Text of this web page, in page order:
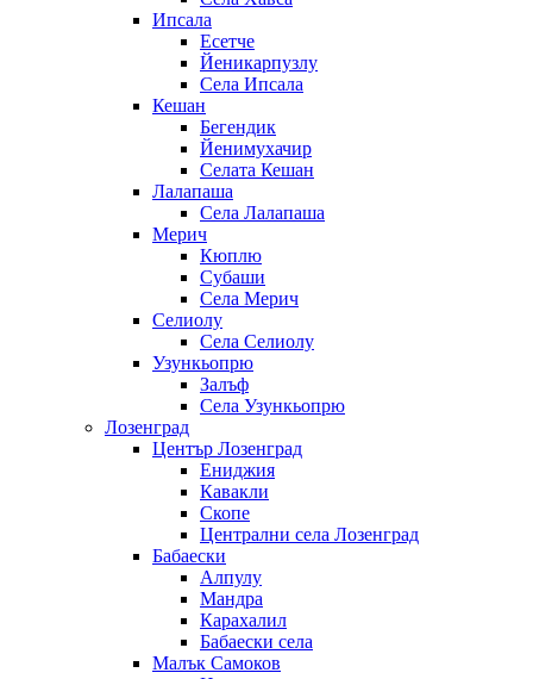
Ипсала
Есетче
Йеникарпузлу
Села Ипсала
Кешан
Бегендик
Йенимухачир
Селата Кешан
Лалапаша
Села Лалапаша
Мерич
Кюплю
Субаши
Села Мерич
Селиолу
Села Селиолу
Узункьопрю
Залъф
Села Узункьопрю
Лозенград
Център Лозенград
Ениджия
Кавакли
Скопе
Централни села Лозенград
Бабаески
Алпулу
Мандра
Карахалил
Бабаески села
Малък Самоков